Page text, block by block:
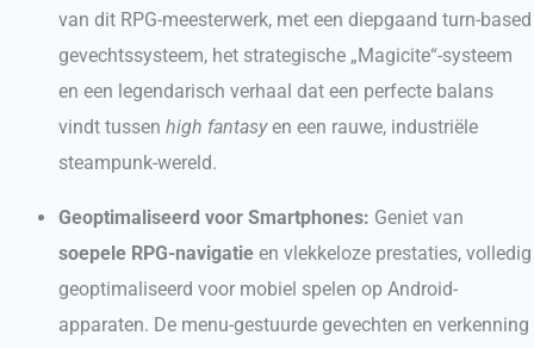
van dit RPG-meesterwerk, met een diepgaand turn-based
gevechtssysteem, het strategische „Magicite“-systeem
en een legendarisch verhaal dat een perfecte balans
vindt tussenhigh fantasyen een rauwe, industriële
steampunk-wereld.
Geoptimaliseerd voor Smartphones: Geniet van
soepele RPG-navigatie en vlekkeloze prestaties, volledig
geoptimaliseerd voor mobiel spelen op Android-
apparaten. De menu-gestuurde gevechten en verkenning